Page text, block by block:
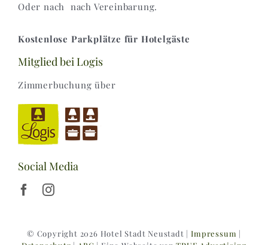
Oder nach nach Vereinbarung.
Kostenlose Parkplätze für Hotelgäste
Mitglied bei Logis
Zimmerbuchung über
Social Media
© Copyright 2026 Hotel Stadt Neustadt |Impressum |